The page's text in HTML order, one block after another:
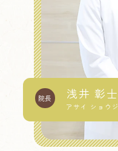
院長 浅井 彰士
アサイ ショウジ